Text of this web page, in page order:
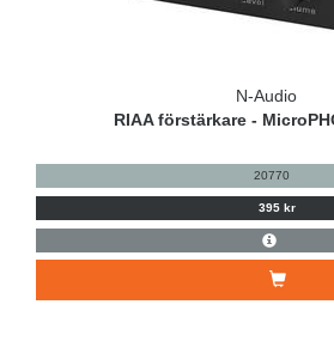
N-Audio
RIAA förstärkare -
20770
395 kr